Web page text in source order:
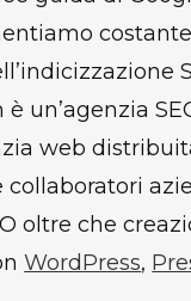
è un’agenzia
web
collaboratori
oltre che
WordPress,